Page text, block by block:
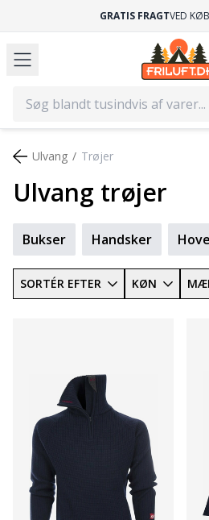
GRATIS FRAGTVED
Bukser Handsker
Ulvang Trøjer
Ulvang trøjer
SORTÉR EFTER KØN